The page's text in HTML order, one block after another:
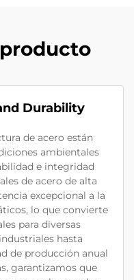
Durability
de acero están
ambientales
e integridad
de acero de alta
excepcional a la
lo que convierte
para diversas
hasta
de producción anual
garantizamos que